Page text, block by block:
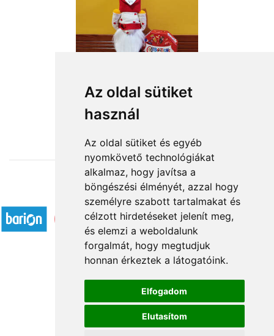
Az oldal sütiket
használ
Az oldal sütiket és egyéb
nyomkövető technológiákat
alkalmaz, hogy javítsa a
böngészési élményét, azzal hogy
személyre szabott tartalmakat és
célzott hirdetéseket jelenít meg,
és elemzi a weboldalunk
forgalmát, hogy megtudjuk
honnan érkeztek a látogatóink.
Elfogadom
Elutasítom
Szerelmes manófiú
15 760 Ft-tól
Elfogadott fizetési módok
Á.SZ.F.
Impresszum
Adatkezelési tájékoztató